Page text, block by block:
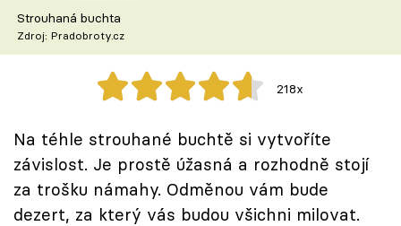
Recepty z TV
Speciál: Cuketa
Těhotnej kuchař
Sledujte prima+
Přihlášení
Strouhaná buchta
Zdroj: Pradobroty.cz
218x
Na téhle strouhané buchtě si vytvoříte
závislost. Je prostě úžasná a rozhodně stojí
za trošku námahy. Odměnou vám bude
dezert, za který vás budou všichni milovat.